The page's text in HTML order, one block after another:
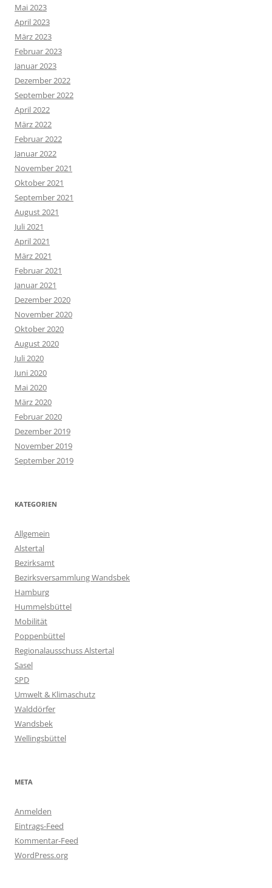
Mai 2023
April 2023
März 2023
Februar 2023
Januar 2023
Dezember 2022
September 2022
April 2022
März 2022
Februar 2022
Januar 2022
November 2021
Oktober 2021
September 2021
August 2021
Juli 2021
April 2021
März 2021
Februar 2021
Januar 2021
Dezember 2020
November 2020
Oktober 2020
August 2020
Juli 2020
Juni 2020
Mai 2020
März 2020
Februar 2020
Dezember 2019
November 2019
September 2019
KATEGORIEN
Allgemein
Alstertal
Bezirksamt
Bezirksversammlung Wandsbek
Hamburg
Hummelsbüttel
Mobilität
Poppenbüttel
Regionalausschuss Alstertal
Sasel
SPD
Umwelt & Klimaschutz
Walddörfer
Wandsbek
Wellingsbüttel
META
Anmelden
Eintrags-Feed
Kommentar-Feed
WordPress.org